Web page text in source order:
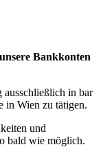
Bankkonten
ausschließlich in bar
in Wien zu tätigen.
und
bald wie möglich.